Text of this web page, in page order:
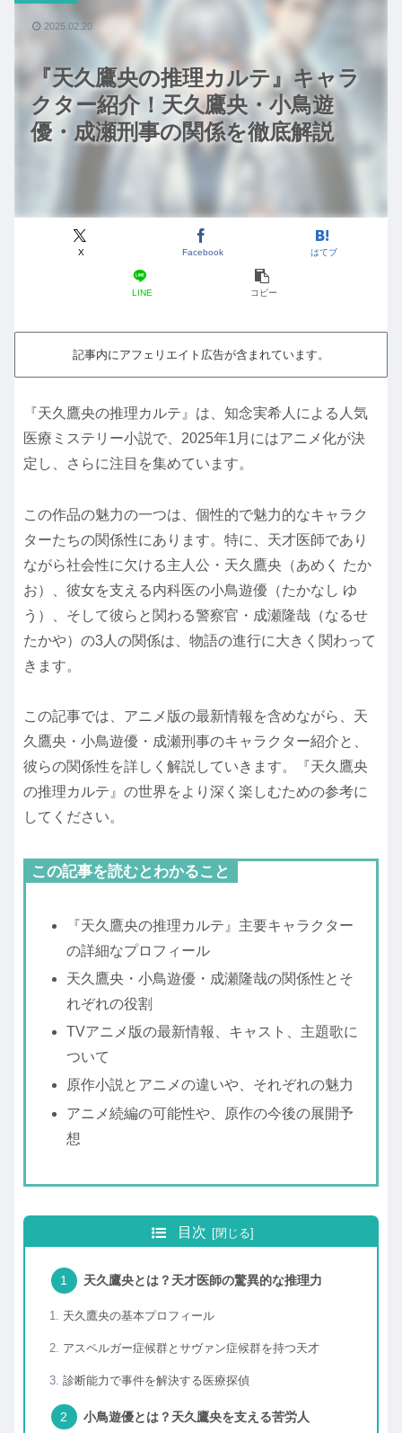
『天久鷹央の推理カルテ』キャラ
クター紹介！天久鷹央・小鳥遊
優・成瀬刑事の関係を徹底解説
X Facebook はてブ
LINE コピー
2025.02.20
記事内にアフェリエイト広告が含まれています。
『天久鷹央の推理カルテ』は、知念実希人による人気
医療ミステリー小説で、2025年1月にはアニメ化が決
定し、さらに注目を集めています。
この作品の魅力の一つは、個性的で魅力的なキャラク
ターたちの関係性にあります。特に、天才医師であり
ながら社会性に欠ける主人公・天久鷹央（あめく たか
お）、彼女を支える内科医の小鳥遊優（たかなし ゆ
う）、そして彼らと関わる警察官・成瀬隆哉（なるせ
たかや）の3人の関係は、物語の進行に大きく関わって
きます。
この記事では、アニメ版の最新情報を含めながら、天
久鷹央・小鳥遊優・成瀬刑事のキャラクター紹介と、
彼らの関係性を詳しく解説していきます。『天久鷹央
の推理カルテ』の世界をより深く楽しむための参考に
してください。
この記事を読むとわかること
『天久鷹央の推理カルテ』主要キャラクター
の詳細なプロフィール
天久鷹央・小鳥遊優・成瀬隆哉の関係性とそ
れぞれの役割
TVアニメ版の最新情報、キャスト、主題歌に
ついて
原作小説とアニメの違いや、それぞれの魅力
アニメ続編の可能性や、原作の今後の展開予
想
目次
天久鷹央とは？天才医師の驚異的な推理力
天久鷹央の基本プロフィール
アスペルガー症候群とサヴァン症候群を持つ天才
診断能力で事件を解決する医療探偵
小鳥遊優とは？天久鷹央を支える苦労人